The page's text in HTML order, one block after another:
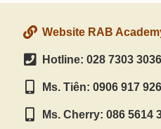
Website RAB
Hotline: 028 7303
Ms. Tiên: 0906 917
Ms. Cherry: 086 5614